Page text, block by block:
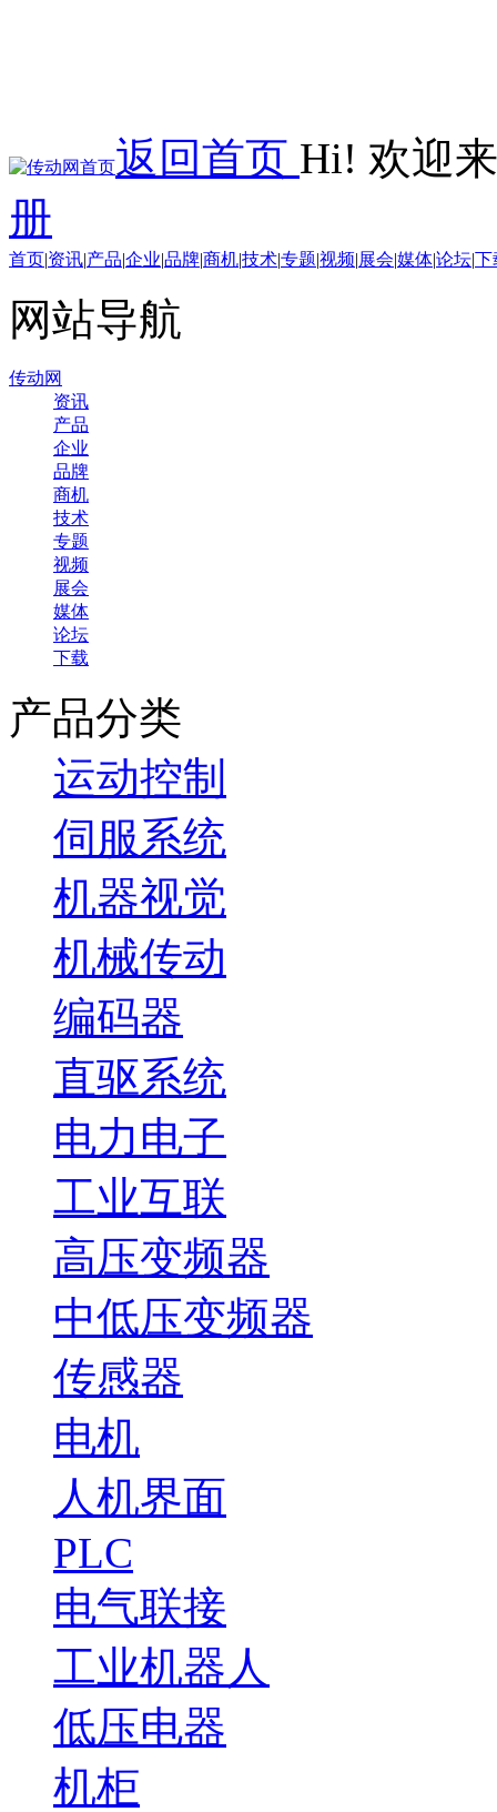
返回首页 Hi! 欢迎
册
首页|资讯|产品|企业|品牌|商机|技术|专题|视频|展会|媒体|论坛|下
网站导航
传动网
资讯
产品
企业
品牌
商机
技术
专题
视频
展会
媒体
论坛
下载
产品分类
运动控制
伺服系统
机器视觉
机械传动
编码器
直驱系统
电力电子
工业互联
高压变频器
中低压变频器
传感器
电机
人机界面
PLC
电气联接
工业机器人
低压电器
机柜